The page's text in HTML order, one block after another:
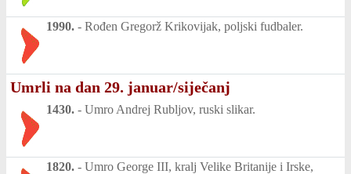
1990. - Rođen Gregorž Krikovijak, poljski fudbaler.
Umrli na dan 29. januar/siječanj
1430. - Umro Andrej Rubljov, ruski slikar.
1820. - Umro George III, kralj Velike Britanije i Irske,